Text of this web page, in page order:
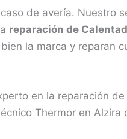
de avería. Nuestro
reparación de
la marca y reparan
en la reparación
Thermor en Alzira